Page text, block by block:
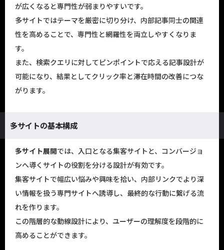
が広くなると専門性が弱まりやすいです。
多サイトではテーマを厳密に切り分け、内部記事同士の関連
性を高めることで、専門性と網羅性を両立しやすくなりま
す。
また、検索クエリに対してピンポイントで応える記事設計が
可能になり、結果としてクリック率と滞在時間の改善につな
がります。
多サイトの基本構成
多サイト展開では、入口となる集客サイトと、コンバージョ
ンへ導くサイトの役割を分ける設計が有効です。
集客サイトで幅広い悩みや興味を拾い、内部リンクでより深
い情報を扱う専門サイトへ誘導し、最終的な行動に繋げる流
れを作ります。
この階層的な動線設計により、ユーザーの理解度を段階的に
高めることができます。